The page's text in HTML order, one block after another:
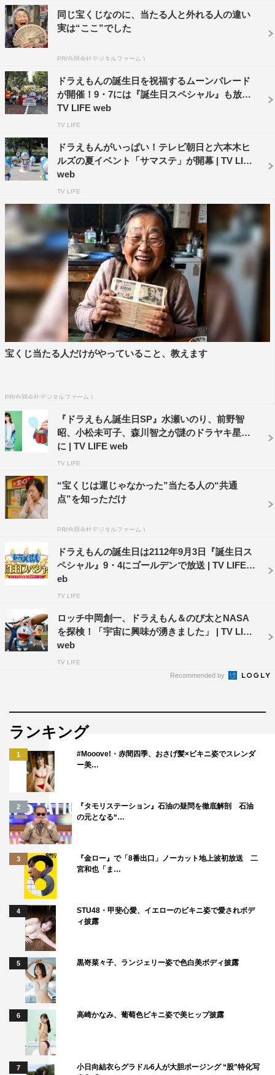
同じ宝くじなのに、当たる人と外れる人の違い
実は“ここ”でした
PR(合同会社デジタルファーム )
ドラえもんの誕生日を祝福するムーンパレード
が開催！9・7には『誕生日スペシャル』も放送 |
TV LIFE web
TV LIFE
ドラえもんがいっぱい！テレビ朝日と六本木ヒ
ルズの夏イベント「サマステ」が開幕 | TV LIFE
web
TV LIFE
宝くじ当たる人だけがやっていること、教えます
PR(合同会社デジタルファーム )
『ドラえもん誕生日SP』水瀬いのり、前野智
昭、小松未可子、森川智之が謎のドラヤキ星人
に | TV LIFE web
TV LIFE
“宝くじは運じゃなかった”当たる人の“共通
点”を知っただけ
PR(合同会社デジタルファーム )
ドラえもんの誕生日は2112年9月3日『誕生日ス
ペシャル』9・4にゴールデンで放送 | TV LIFE w
eb
TV LIFE
ロッチ中岡創一、ドラえもん＆のび太とNASA
を探検！「宇宙に興味が湧きました」 | TV LIFE
web
TV LIFE
Recommended by
ランキング
1
#Mooove!・赤間四季、おさげ髪×ビキニ姿でスレンダ
ー美…
2
『タモリステーション』石油の疑問を徹底解剖 石油
の元となる“…
3
『金ロー』で「8番出口」ノーカット地上波初放送 二
宮和也「ま…
4
STU48・甲斐心愛、イエローのビキニ姿で愛されボデ
ィ披露
5 黒嵜菜々子、ランジェリー姿で色白美ボディ披露
6 高崎かなみ、葡萄色ビキニ姿で美ヒップ披露
7
小日向結衣らグラドル6人が大胆ポージング “股”特化写